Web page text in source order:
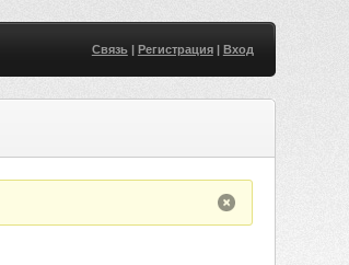
Связь| Регистрация| Вход